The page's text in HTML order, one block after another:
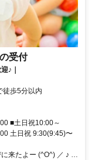
受付
♪｜
徒歩5分以内
■土日祝10:00～
土日祝 9:30(9:45)〜
来たよー (^O^) ／ ♪ …